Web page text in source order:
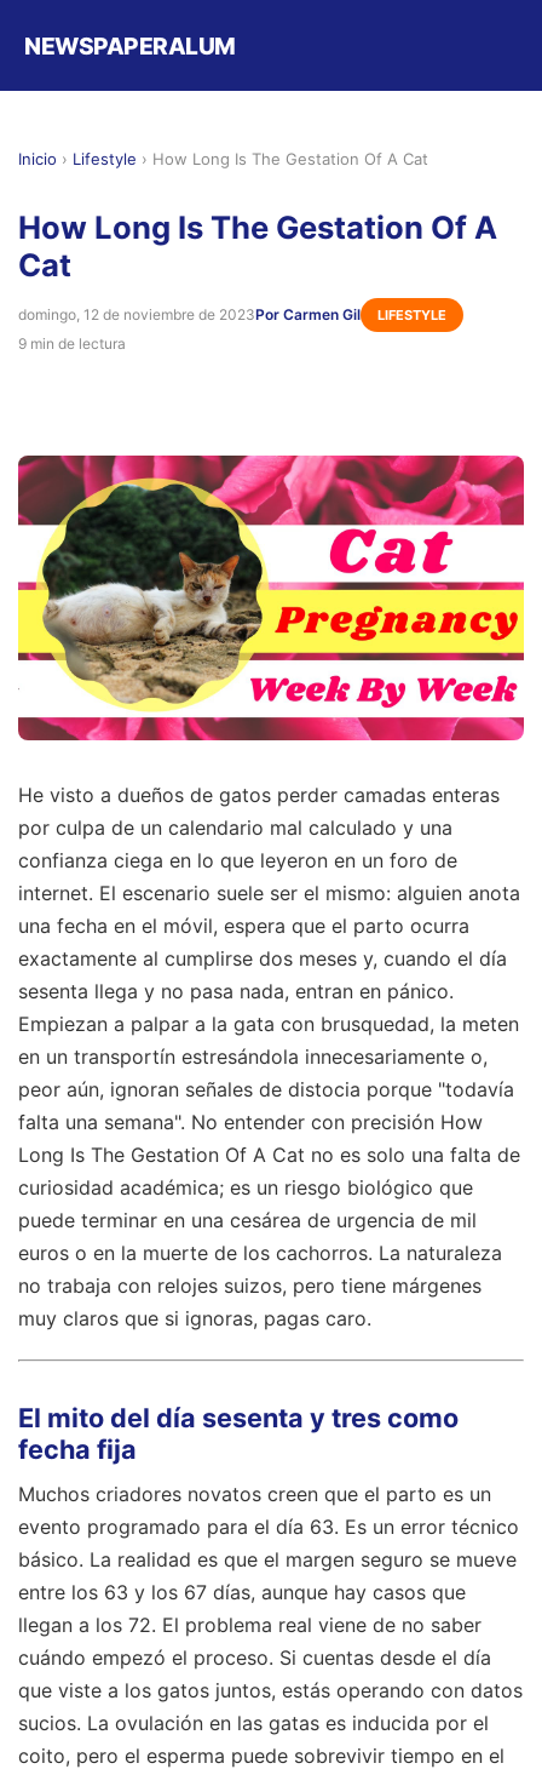
NEWSPAPERALUM
Inicio › Lifestyle › How Long Is The Gestation Of A Cat
How Long Is The Gestation Of A
Cat
domingo, 12 de noviembre de 2023Por Carmen Gil LIFESTYLE
9 min de lectura
He visto a dueños de gatos perder camadas enteras
por culpa de un calendario mal calculado y una
confianza ciega en lo que leyeron en un foro de
internet. El escenario suele ser el mismo: alguien anota
una fecha en el móvil, espera que el parto ocurra
exactamente al cumplirse dos meses y, cuando el día
sesenta llega y no pasa nada, entran en pánico.
Empiezan a palpar a la gata con brusquedad, la meten
en un transportín estresándola innecesariamente o,
peor aún, ignoran señales de distocia porque "todavía
falta una semana". No entender con precisión How
Long Is The Gestation Of A Cat no es solo una falta de
curiosidad académica; es un riesgo biológico que
puede terminar en una cesárea de urgencia de mil
euros o en la muerte de los cachorros. La naturaleza
no trabaja con relojes suizos, pero tiene márgenes
muy claros que si ignoras, pagas caro.
El mito del día sesenta y tres como
fecha fija
Muchos criadores novatos creen que el parto es un
evento programado para el día 63. Es un error técnico
básico. La realidad es que el margen seguro se mueve
entre los 63 y los 67 días, aunque hay casos que
llegan a los 72. El problema real viene de no saber
cuándo empezó el proceso. Si cuentas desde el día
que viste a los gatos juntos, estás operando con datos
sucios. La ovulación en las gatas es inducida por el
coito, pero el esperma puede sobrevivir tiempo en el